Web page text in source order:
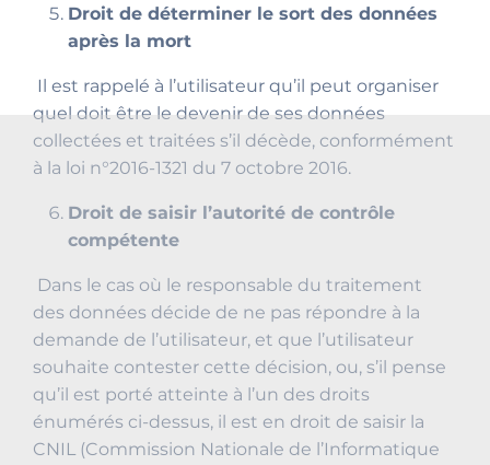
Droit de déterminer le sort des données
après la mort
Il est rappelé à l’utilisateur qu’il peut organiser
quel doit être le devenir de ses données
collectées et traitées s’il décède, conformément
à la loi n°2016-1321 du 7 octobre 2016.
Droit de saisir l’autorité de contrôle
compétente
Dans le cas où le responsable du traitement
des données décide de ne pas répondre à la
demande de l’utilisateur, et que l’utilisateur
souhaite contester cette décision, ou, s’il pense
qu’il est porté atteinte à l’un des droits
énumérés ci-dessus, il est en droit de saisir la
CNIL (Commission Nationale de l’Informatique